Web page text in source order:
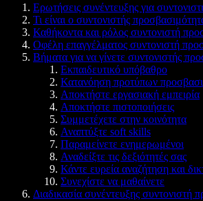
Ερωτήσεις συνέντευξης για
Τι είναι ο συντονιστής
Καθήκοντα και ρόλος συντονιστή
Οφέλη επαγγέλματος συντονιστή
Βήματα για να γίνετε συντονιστής
Εκπαιδευτικό υπόβαθρο
Κατανόηση προτύπων
Αποκτήστε εργασιακή εμπειρία
Αποκτήστε πιστοποιήσεις
Συμμετέχετε στην κοινότητα
Αναπτύξτε soft skills
Παραμείνετε ενημερωμένοι
Αναδείξτε τις δεξιότητές σας
Κάντε ευρεία αναζήτηση και
Συνεχίστε να μαθαίνετε
Διαδικασία συνέντευξης συντονιστή